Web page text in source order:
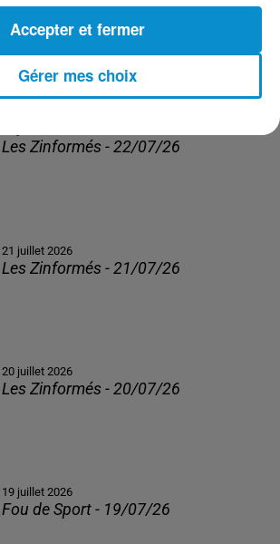
23 juillet 2026
Les Zinformés - 23/07/26
Les Zinformés - 22/07/26
21 juillet 2026
Les Zinformés - 21/07/26
20 juillet 2026
Les Zinformés - 20/07/26
19 juillet 2026
Fou de Sport - 19/07/26
Gérer mes choix
Accepter et fermer